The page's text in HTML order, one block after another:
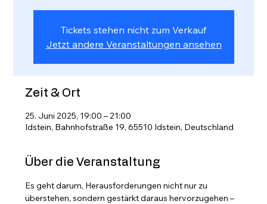
Tickets stehen nicht zum Verkauf
Jetzt andere Veranstaltungen ansehen
Zeit & Ort
25. Juni 2025, 19:00 – 21:00
Idstein, Bahnhofstraße 19, 65510 Idstein, Deutschland
Über die Veranstaltung
Es geht darum, Herausforderungen nicht nur zu
überstehen, sondern gestärkt daraus hervorzugehen –